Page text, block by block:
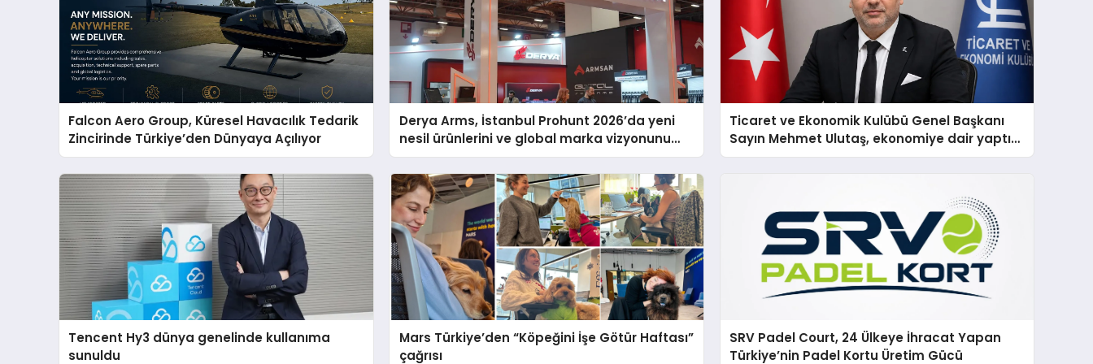
Falcon Aero Group, Küresel Havacılık Tedarik
Zincirinde Türkiye’den Dünyaya Açılıyor
Derya Arms, İstanbul Prohunt 2026’da yeni
nesil ürünlerini ve global marka vizyonunu
sergiledi
Ticaret ve Ekonomik Kulübü Genel Başkanı
Sayın Mehmet Ulutaş, ekonomiye dair yaptığı
açıklamada şunları kaydetti:
Tencent Hy3 dünya genelinde kullanıma
sunuldu
Mars Türkiye’den “Köpeğini İşe Götür Haftası”
çağrısı
SRV Padel Court, 24 Ülkeye İhracat Yapan
Türkiye’nin Padel Kortu Üretim Gücü